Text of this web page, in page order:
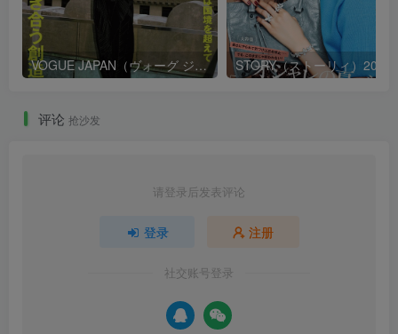
VOGUE JAPAN（ヴォーグ ジャパン）2026年9月号
评论 抢沙发
请登录后发表评论
登录 注册
社交账号登录